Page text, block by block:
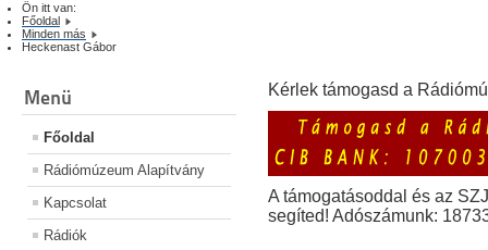
Ön itt van:
Főoldal
Minden más
Heckenast Gábor
Menü
Főoldal
Rádiómúzeum Alapítvány
Kapcsolat
Rádiók
Kérlek támogasd a
A támogatásoddal és az
segíted! Adószámunk: